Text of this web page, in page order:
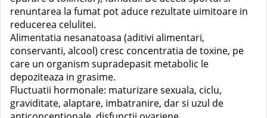
renuntarea la fumat pot aduce rezultate uimitoare in
reducerea celulitei.
Alimentatia nesanatoasa (aditivi alimentari,
conservanti, alcool) cresc concentratia de toxine, pe
care un organism supradepasit metabolic le
depoziteaza in grasime.
Fluctuatii hormonale: maturizare sexuala, ciclu,
graviditate, alaptare, imbatranire, dar si uzul de